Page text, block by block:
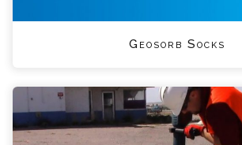
Geosorb Socks